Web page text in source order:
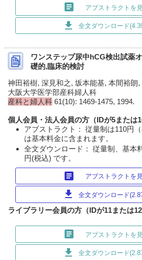
article アブストラクトを
download 全文ダウンロード
ワンステップ尿中hCG検出試薬
礎的,臨床的検討
神田裕樹, 深見和之, 坂本能基, 本間裕朗
大阪大学医学部産科婦人科
産科と婦人科 61(10): 1469-1475, 1994.
個人会員・法人会員の方（IDが5または
アブストラクト： 従量制は110円
は基本料金に含まれます。
全文ダウンロード： 従量制、基本
円(税込) です。
article アブストラクトを
download 全文ダウンロード
ライブラリー会員の方（IDが11または12
article アブストラクトを
download 全文ダウンロード